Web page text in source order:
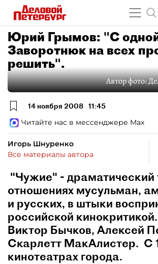
Юрий Грымов: "С
Заворотнюк на всех
решить".
Автор фото:
14 ноября 2008 11:45
Читайте нас в мессенджере Max
Игорь Шнуренко
Все материалы автора
"Чужие" - драматический
отношениях мусульман,
и русских, в штыки
российской
Виктор Бычков, Алексей
Скарлетт МакАлистер. С
кинотеатрах города.